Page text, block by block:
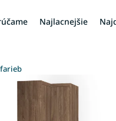
Najlacnejšie